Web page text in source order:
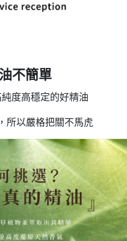
不簡單
度高穩定的好精油
所以嚴格把關不馬虎